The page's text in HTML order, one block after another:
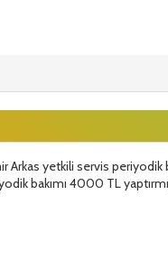
Arkas yetkili servis
bakımı 4000 TL